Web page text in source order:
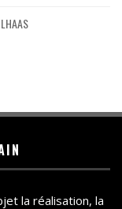
la réalisation, la